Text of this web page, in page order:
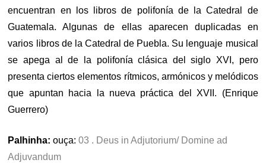
encuentran en los libros de polifonía de la Catedral de
Guatemala. Algunas de ellas aparecen duplicadas en
varios libros de la Catedral de Puebla. Su lenguaje musical
se apega al de la polifonía clásica del siglo XVI, pero
presenta ciertos elementos rítmicos, armónicos y melódicos
que apuntan hacia la nueva práctica del XVII. (Enrique
Guerrero)
Palhinha: ouça:03 . Deus in Adjutorium/ Domine ad
Adjuvandum